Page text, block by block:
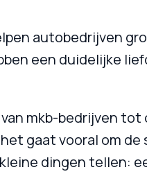
autobedrijven
een duidelijke
mkb-bedrijven
gaat vooral om
dingen tellen: